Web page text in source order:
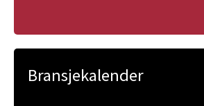
Bransjekalender